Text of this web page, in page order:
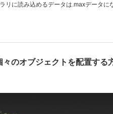
リに読み込めるデータは.maxデータに
々のオブジェクトを配置する